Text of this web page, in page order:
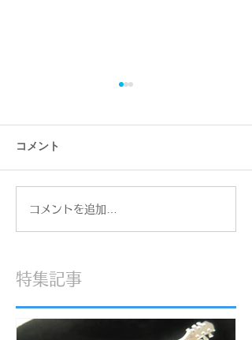
一眼レフカメラ
コメント
コメントを追加…
特集記事